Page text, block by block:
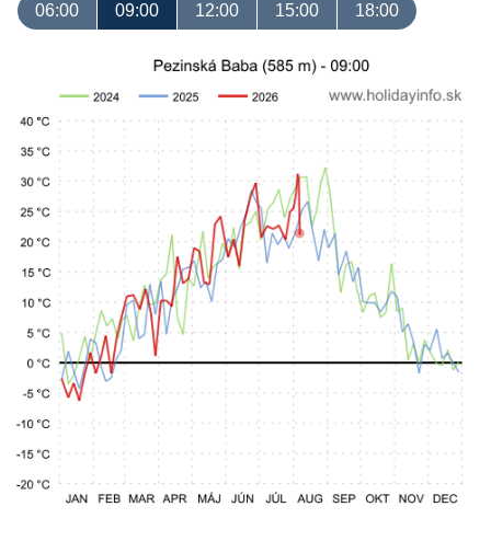
06:00 09:00 12:00 15:00 18:00